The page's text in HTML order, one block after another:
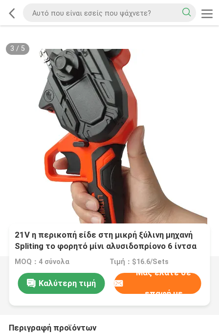
3 / 5
21V η περικοπή είδε στη μικρή ξύλινη μηχανή
Spliting το φορητό μίνι αλυσιδοπρίονο 6 ίντσα
MOQ：4 σύνολα Τιμή：$16.6/Sets
Καλύτερη τιμή
Μας ελάτε σε
επαφή με
Περιγραφή προϊόντων